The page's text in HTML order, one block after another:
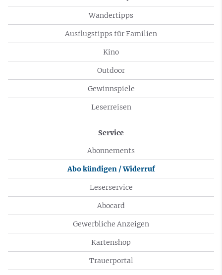
Wandertipps
Ausflugstipps für Familien
Kino
Outdoor
Gewinnspiele
Leserreisen
Service
Abonnements
Abo kündigen / Widerruf
Leserservice
Abocard
Gewerbliche Anzeigen
Kartenshop
Trauerportal